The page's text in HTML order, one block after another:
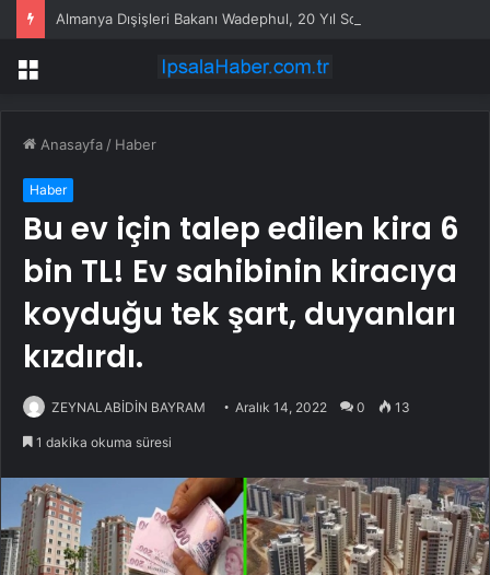
Menü
Anasayfa / Haber
Haber
Bu ev için talep edilen kira 6
bin TL! Ev sahibinin kiracıya
koyduğu tek şart, duyanları
kızdırdı.
ZEYNALABİDİN BAYRAM Aralık 14, 2022 0 13
1 dakika okuma süresi